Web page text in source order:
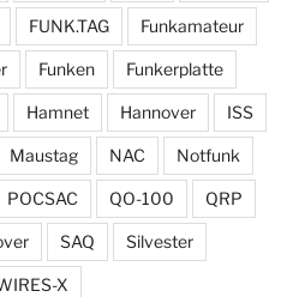
FUNK.TAG Funkamateur
Funken Funkerplatte
Hamnet Hannover ISS
Maustag NAC Notfunk
POCSAC QO-100 QRP
SAQ Silvester
X